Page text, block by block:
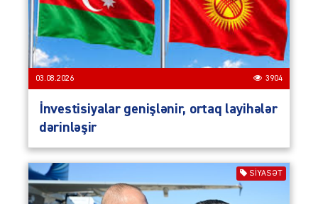
03.08.2026 3904
İnvestisiyalar genişlənir, ortaq layihələr
dərinləşir
SIYASƏT